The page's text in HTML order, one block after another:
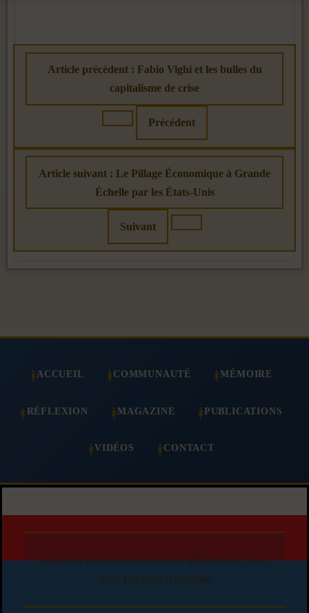
Article précédent : Fabio Vighi et les bulles du
capitalisme de crise
Précédent
Article suivant : Le Pillage Économique à Grande
Échelle par les États-Unis
Suivant
ACCUEIL COMMUNAUTÉ MÉMOIRE
RÉFLEXION MAGAZINE PUBLICATIONS
VIDÉOS CONTACT
Copie d'article autorisée en affichant le lien
vers l'article d'origine